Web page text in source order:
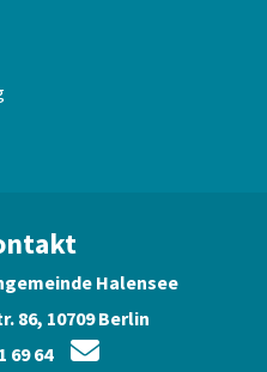
Halensee
10709 Berlin
69 64 